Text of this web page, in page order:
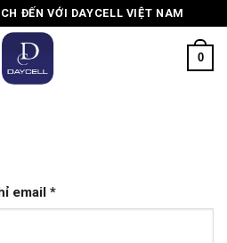
ĐẾN VỚI DAYCELL VIỆT NAM
0
email *